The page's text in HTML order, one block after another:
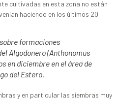
cultivadas en esta zona no están
haciendo en los últimos 20
formaciones
Algodonero (Anthonomus
en diciembre en el área de
del Estero.
y en particular las siembras muy